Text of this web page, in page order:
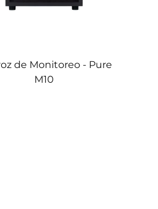
de Monitoreo - Pure
M10